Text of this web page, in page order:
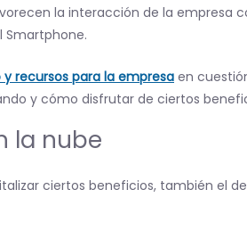
la interacción de la empresa
Smartphone.
recursos para la empresa en
y cómo disfrutar de ciertos
la nube
ciertos beneficios, también el